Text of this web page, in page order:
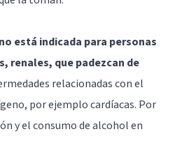
está indicada para personas
renales, que padezcan de
relacionadas con el
por ejemplo cardíacas. Por
y el consumo de alcohol en